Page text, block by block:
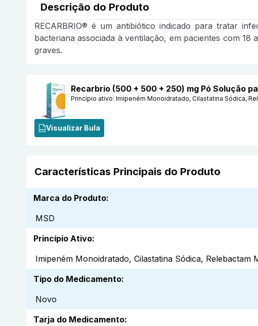
Descrição do Produto
RECARBRIO® é um antibiótico indicado para tratar
bacteriana associada à ventilação, em pacientes com
graves.
Recarbrio (500 + 500 + 250) mg Pó Solução
Princípio ativo: Imipeném Monoidratado, Cilastatina Sódica,
Visualizar Bula
Características Principais do Produto
Marca do Produto:
MSD
Princípio Ativo:
Imipeném Monoidratado, Cilastatina Sódica, Relebactam
Tipo do Medicamento:
Novo
Tarja do Medicamento: